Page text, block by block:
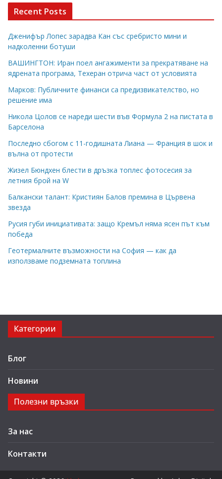
Recent Posts
Дженифър Лопес зарадва Кан със сребристо мини и
надколенни ботуши
ВАШИНГТОН: Иран поел ангажименти за прекратяване на
ядрената програма, Техеран отрича част от условията
Марков: Публичните финанси са предизвикателство, но
решение има
Никола Цолов се нареди шести във Формула 2 на пистата в
Барселона
Последно сбогом с 11-годишната Лиана — Франция в шок и
вълна от протести
Жизел Бюндхен блести в дръзка топлес фотосесия за
летния брой на W
Балкански талант: Кристиян Балов премина в Цървена
звезда
Русия губи инициативата: защо Кремъл няма ясен път към
победа
Геотермалните възможности на София — как да
използваме подземната топлина
Категории
Блог
Новини
Полезни връзки
За нас
Контакти